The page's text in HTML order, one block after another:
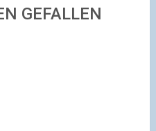
GEFALLEN